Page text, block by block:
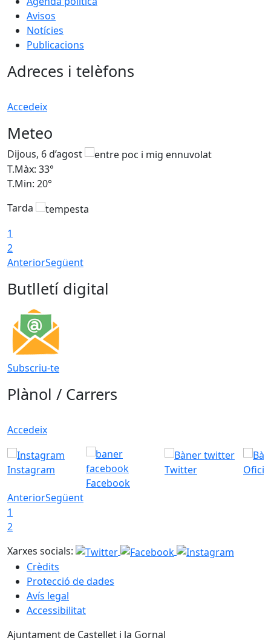
Avisos
Notícies
Publicacions
Adreces i telèfons
Accedeix
Meteo
Dijous, 6 d’agost
T.Màx: 33°
T.Min: 20°
Tarda
1
2
AnteriorSegüent
Butlletí digital
Subscriu-te
Plànol / Carrers
Accedeix
Instagram
Facebook
Twitter
AnteriorSegüent
1
2
Xarxes socials:
Crèdits
Protecció de dades
Avís legal
Accessibilitat
Ajuntament de Castellet i la Gornal